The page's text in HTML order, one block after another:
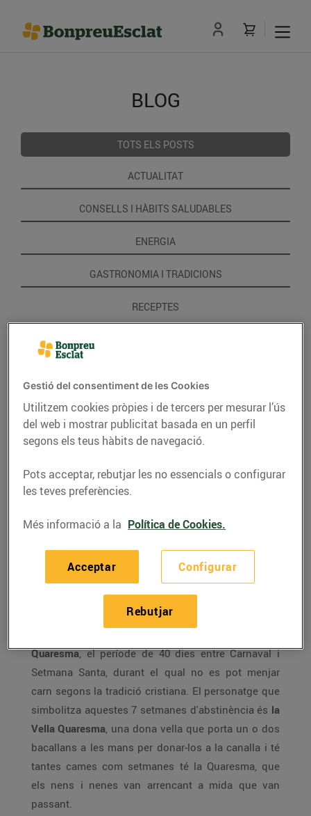
BLOG
TOTS ELS POSTS
ACTUALITAT
CONSELLS I HÀBITS SALUDABLES
ENERGIA
GASTRONOMIA I TRADICIONS
RECEPTES
Bacallà amb crema de
fesols
Quaresma, el període de 40 dies entre Carnaval i
Setmana Santa, durant el qual no es pot menjar
carn segons la tradició cristiana. El personatge que
simbolitza aquestes 7 setmanes d'abstinència és la
Vella Quaresma, una dona vella que porta un o dos
bacallans a les mans per donar-los a la canalla i té
tantes cames com setmanes té la Quaresma, que
els nens i nenes van arrencant a mida que van
passant.
Gestió del consentiment de les Cookies
Utilitzem cookies pròpies i de tercers per mesurar l’ús
del web i mostrar publicitat basada en un perfil
segons els teus hàbits de navegació.
Pots acceptar, rebutjar les no essencials o configurar
les teves preferències.
Més informació a la Política de Cookies.
Configurar
Rebutjar
Acceptar